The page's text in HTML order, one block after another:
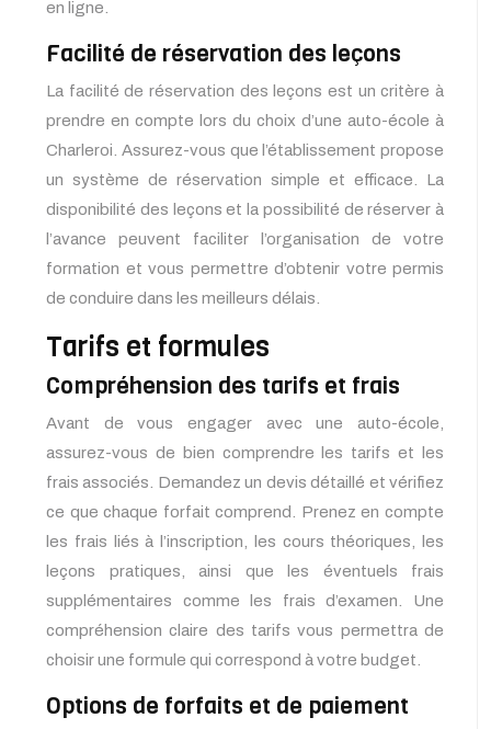
en ligne.
Facilité de réservation des leçons
La facilité de réservation des leçons est un critère à
prendre en compte lors du choix d’une auto-école à
Charleroi. Assurez-vous que l’établissement propose
un système de réservation simple et efficace. La
disponibilité des leçons et la possibilité de réserver à
l’avance peuvent faciliter l’organisation de votre
formation et vous permettre d’obtenir votre permis
de conduire dans les meilleurs délais.
Tarifs et formules
Compréhension des tarifs et frais
Avant de vous engager avec une auto-école,
assurez-vous de bien comprendre les tarifs et les
frais associés. Demandez un devis détaillé et vérifiez
ce que chaque forfait comprend. Prenez en compte
les frais liés à l’inscription, les cours théoriques, les
leçons pratiques, ainsi que les éventuels frais
supplémentaires comme les frais d’examen. Une
compréhension claire des tarifs vous permettra de
choisir une formule qui correspond à votre budget.
Options de forfaits et de paiement